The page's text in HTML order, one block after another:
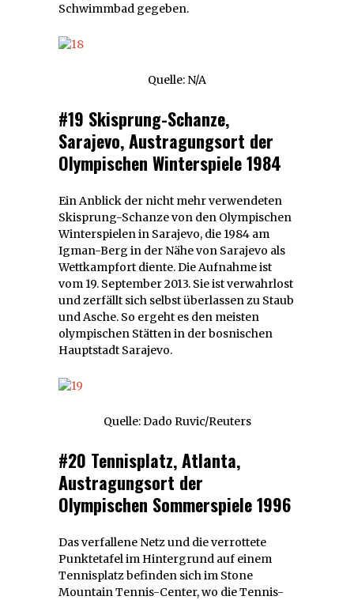
Schwimmbad gegeben.
Quelle: N/A
#19 Skisprung-Schanze,
Sarajevo, Austragungsort der
Olympischen Winterspiele 1984
Ein Anblick der nicht mehr verwendeten
Skisprung-Schanze von den Olympischen
Winterspielen in Sarajevo, die 1984 am
Igman-Berg in der Nähe von Sarajevo als
Wettkampfort diente. Die Aufnahme ist
vom 19. September 2013. Sie ist verwahrlost
und zerfällt sich selbst überlassen zu Staub
und Asche. So ergeht es den meisten
olympischen Stätten in der bosnischen
Hauptstadt Sarajevo.
Quelle: Dado Ruvic/Reuters
#20 Tennisplatz, Atlanta,
Austragungsort der
Olympischen Sommerspiele 1996
Das verfallene Netz und die verrottete
Punktetafel im Hintergrund auf einem
Tennisplatz befinden sich im Stone
Mountain Tennis-Center, wo die Tennis-